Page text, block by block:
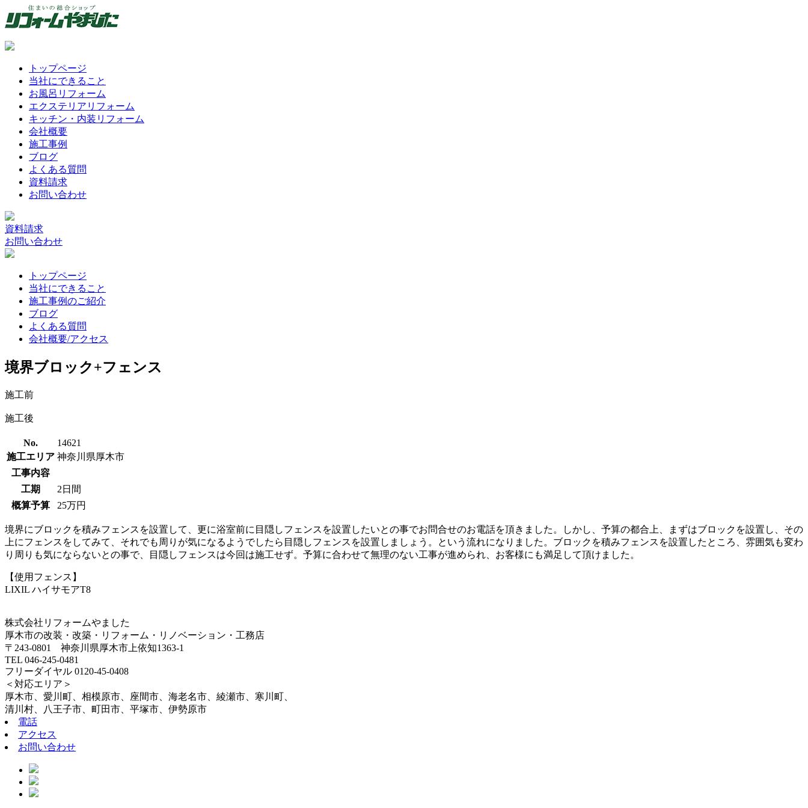
トップページ
当社にできること
お風呂リフォーム
エクステリアリフォーム
キッチン・内装リフォーム
会社概要
施工事例
ブログ
よくある質問
資料請求
お問い合わせ
資料請求
お問い合わせ
トップページ
当社にできること
施工事例のご紹介
ブログ
よくある質問
会社概要/アクセス
境界ブロック+フェンス
施工前
施工後
No.
14621
施工エリア 神奈川県厚木市
工事内容
工期
2日間
概算予算
25万円
境界にブロックを積みフェンスを設置して、更に浴室前に目隠しフェンスを設置したいとの事でお問合せのお電話を頂きました。しかし、予算の都合上、まずはブロックを設置し、その
上にフェンスをしてみて、それでも周りが気になるようでしたら目隠しフェンスを設置しましょう。という流れになりました。ブロックを積みフェンスを設置したところ、雰囲気も変わ
り周りも気にならないとの事で、目隠しフェンスは今回は施工せず。予算に合わせて無理のない工事が進められ、お客様にも満足して頂けました。
【使用フェンス】
LIXIL ハイサモアT8
株式会社リフォームやました
厚木市の改装・改築・リフォーム・リノベーション・工務店
〒243-0801 神奈川県厚木市上依知1363-1
TEL 046-245-0481
フリーダイヤル 0120-45-0408
＜対応エリア＞
厚木市、愛川町、相模原市、座間市、海老名市、綾瀬市、寒川町、
清川村、八王子市、町田市、平塚市、伊勢原市
電話
アクセス
お問い合わせ